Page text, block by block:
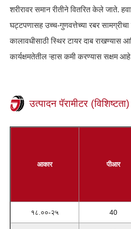
शरीरावर समान रीतीने वितरित केले जाते.
घट्टपणासह उच्च-गुणवत्तेच्या रबर
कालावधीसाठी स्थिर टायर दाब राखण्यास
कार्यक्षमतेतील ऱ्हास कमी करण्यास सक्षम
उत्पादन पॅरामीटर (विशिष्टता)
आकार पीआर
१८.००-२५ 40